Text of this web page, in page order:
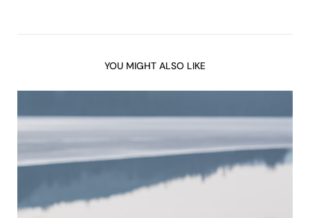
YOU MIGHT ALSO LIKE